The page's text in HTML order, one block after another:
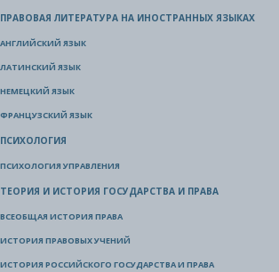
ПРАВОВАЯ ЛИТЕРАТУРА НА ИНОСТРАННЫХ ЯЗЫКАХ
АНГЛИЙСКИЙ ЯЗЫК
ЛАТИНСКИЙ ЯЗЫК
НЕМЕЦКИЙ ЯЗЫК
ФРАНЦУЗСКИЙ ЯЗЫК
ПСИХОЛОГИЯ
ПСИХОЛОГИЯ УПРАВЛЕНИЯ
ТЕОРИЯ И ИСТОРИЯ ГОСУДАРСТВА И ПРАВА
ВСЕОБЩАЯ ИСТОРИЯ ПРАВА
ИСТОРИЯ ПРАВОВЫХ УЧЕНИЙ
ИСТОРИЯ РОССИЙСКОГО ГОСУДАРСТВА И ПРАВА